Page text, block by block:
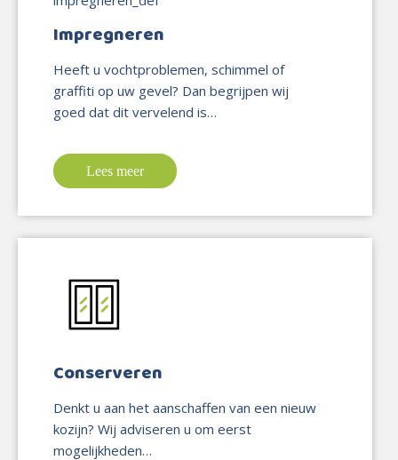
Impregneren
Heeft u vochtproblemen, schimmel of
graffiti op uw gevel? Dan begrijpen wij
goed dat dit vervelend is…
Lees meer
Conserveren
Denkt u aan het aanschaffen van een nieuw
kozijn? Wij adviseren u om eerst
mogelijkheden…